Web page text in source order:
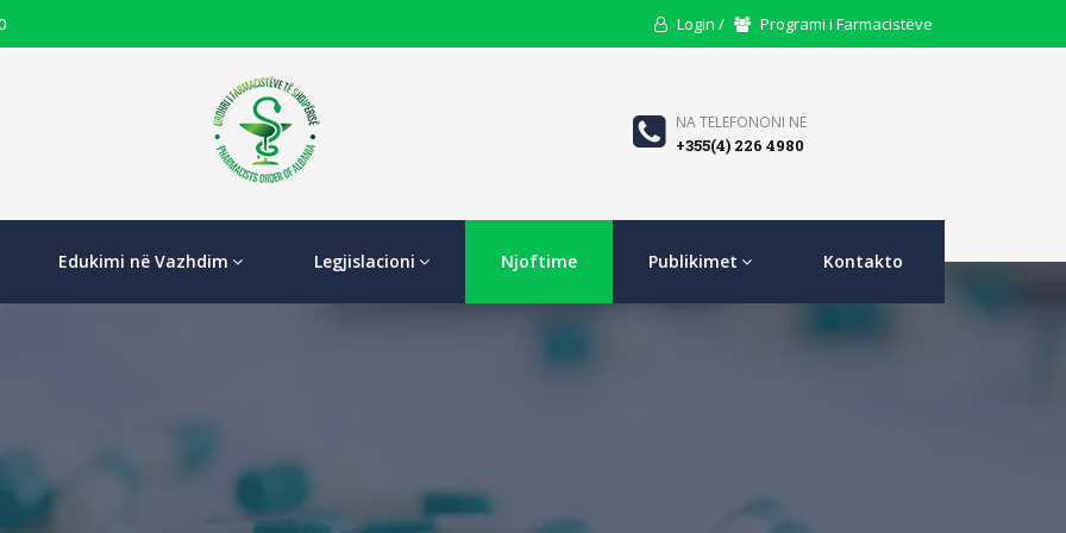
User
Login / Users
Programi i Farmacistëve
Phone
Icon
NA TELEFONONI NË
+355(4) 226 4980
Edukimi në Vazhdim Legjislacioni Njoftime Publikimet Kontakto